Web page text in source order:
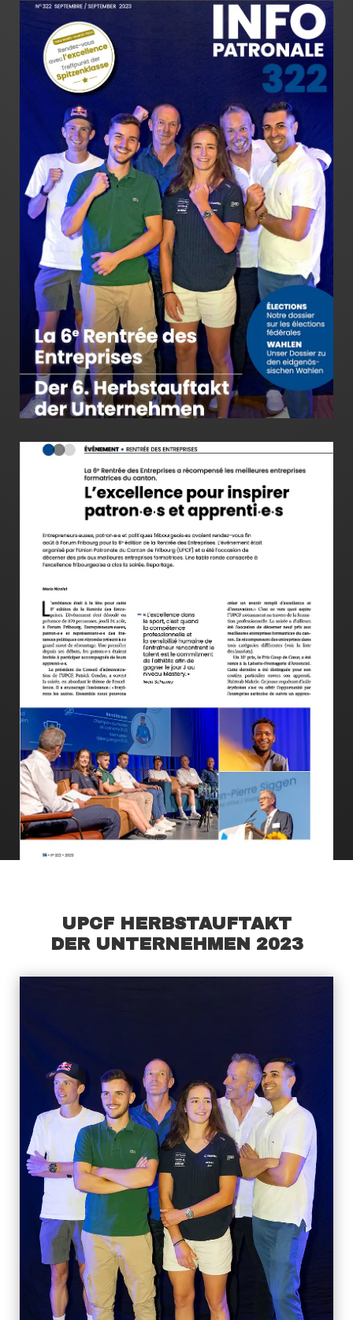
UPCF HERBSTAUFTAKT
DER UNTERNEHMEN 2023